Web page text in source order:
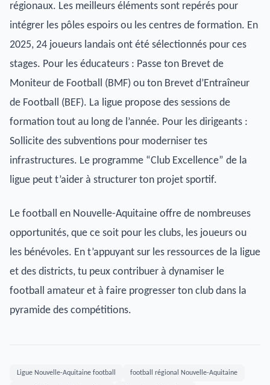
régionaux. Les meilleurs éléments sont repérés pour
intégrer les pôles espoirs ou les centres de formation. En
2025, 24 joueurs landais ont été sélectionnés pour ces
stages. Pour les éducateurs : Passe ton Brevet de
Moniteur de Football (BMF) ou ton Brevet d’Entraîneur
de Football (BEF). La ligue propose des sessions de
formation tout au long de l’année. Pour les dirigeants :
Sollicite des subventions pour moderniser tes
infrastructures. Le programme “Club Excellence” de la
ligue peut t’aider à structurer ton projet sportif.
Le football en Nouvelle-Aquitaine offre de nombreuses
opportunités, que ce soit pour les clubs, les joueurs ou
les bénévoles. En t’appuyant sur les ressources de la ligue
et des districts, tu peux contribuer à dynamiser le
football amateur et à faire progresser ton club dans la
pyramide des compétitions.
Ligue Nouvelle-Aquitaine football football régional Nouvelle-Aquitaine